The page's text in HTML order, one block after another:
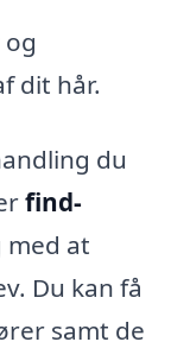
dit hår.
du
find-
at
Du kan få
samt de